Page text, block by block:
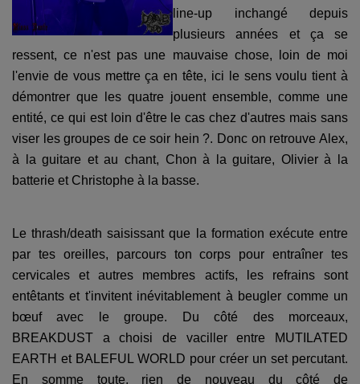
line-up inchangé depuis
plusieurs années et ça se
ressent, ce n'est pas une mauvaise chose, loin de moi
l'envie de vous mettre ça en tête, ici le sens voulu tient à
démontrer que les quatre jouent ensemble, comme une
entité, ce qui est loin d'être le cas chez d'autres mais sans
viser les groupes de ce soir hein ?. Donc on retrouve Alex,
à la guitare et au chant, Chon à la guitare, Olivier à la
batterie et Christophe à la basse.
Le thrash/death saisissant que la formation exécute entre
par tes oreilles, parcours ton corps pour entraîner tes
cervicales et autres membres actifs, les refrains sont
entêtants et t'invitent inévitablement à beugler comme un
bœuf avec le groupe. Du côté des morceaux,
BREAKDUST a choisi de vaciller entre MUTILATED
EARTH et BALEFUL WORLD pour créer un set percutant.
En somme toute, rien de nouveau du côté de